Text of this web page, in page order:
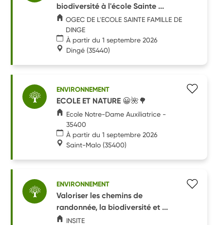
biodiversité à l'école Sainte ...
OGEC DE L'ECOLE SAINTE FAMILLE DE
DINGE
À partir du 1 septembre 2026
Dingé (35440)
ENVIRONNEMENT
ECOLE ET NATURE 😀🌺🌳
Ecole Notre-Dame Auxiliatrice -
35400
À partir du 1 septembre 2026
Saint-Malo (35400)
ENVIRONNEMENT
Valoriser les chemins de
randonnée, la biodiversité et ...
INSITE